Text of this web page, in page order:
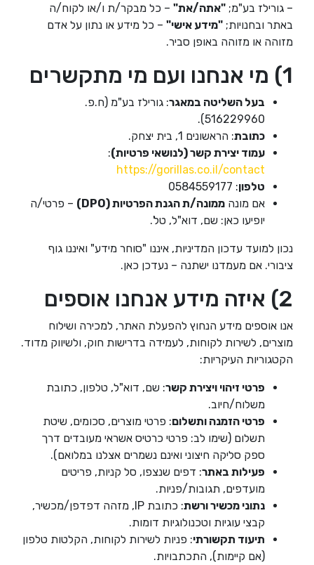
– גורילז בע"מ; "אתה/את" – כל מבקר/ת ו/או לקוח/ה
באתר ובחנויות; "מידע אישי" – כל מידע או נתון על אדם
מזוהה או מזוהה באופן סביר.
1) מי אנחנו ועם מי מתקשרים
בעל השליטה במאגר: גורילז בע"מ (ח.פ.
516229960).
כתובת: הראשונים 1, בית יצחק.
עמוד יצירת קשר (לנושאי פרטיות):
https://gorillas.co.il/contact
טלפון: 0584559177
אם מונה ממונה/ת הגנת הפרטיות (DPO)
– פרטי/ה
יופיעו כאן: שם, דוא"ל, טל'.
נכון למועד עדכון המדיניות, איננו "סוחר מידע" ואיננו גוף
ציבורי. אם מעמדנו ישתנה – נעדכן כאן.
2) איזה מידע אנחנו אוספים
אנו אוספים מידע הנחוץ להפעלת האתר, למכירה ושילוח
מוצרים, לשירות לקוחות, לעמידה בדרישות חוק, ולשיווק מדוד.
הקטגוריות העיקריות:
פרטי זיהוי ויצירת קשר: שם, דוא"ל, טלפון, כתובת
משלוח/חיוב.
פרטי הזמנה ותשלום: פרטי מוצרים, סכומים, שיטת
תשלום (שימו לב: פרטי כרטיס אשראי מעובדים דרך
ספק סליקה חיצוני ואינם נשמרים אצלנו במלואם).
פעילות באתר: דפים שנצפו, סל קניות, פריטים
מועדפים, תגובות/פניות.
נתוני מכשיר ורשת
: כתובת IP, מזהה דפדפן/מכשיר,
קבצי עוגיות וטכנולוגיות דומות.
תיעוד תקשורתי: פניות לשירות לקוחות, הקלטות טלפון
(אם קיימות), התכתבויות.